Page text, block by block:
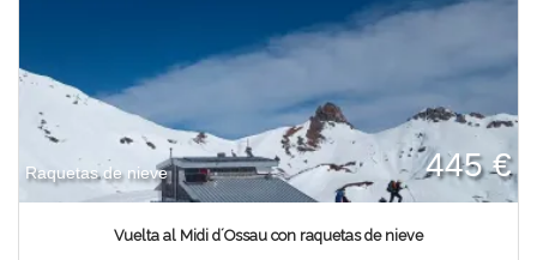
Raquetas de nieve 445 €
Vuelta al Midi d´Ossau con raquetas de nieve